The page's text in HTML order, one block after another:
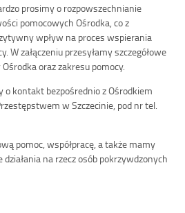
prosimy o rozpowszechnianie
pomocowych Ośrodka, co z
wpływ na proces wspierania
W załączeniu przesyłamy szczegółowe
oraz zakresu pomocy.
o kontakt bezpośrednio z Ośrodkiem
w Szczecinie, pod nr tel.
pomoc, współpracę, a także mamy
na rzecz osób pokrzywdzonych